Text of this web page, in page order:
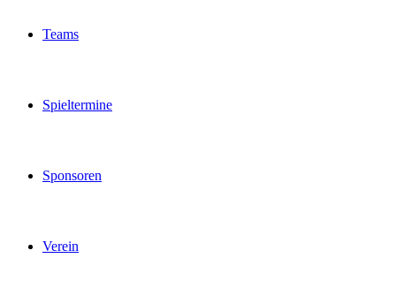
Teams
Spieltermine
Sponsoren
Verein